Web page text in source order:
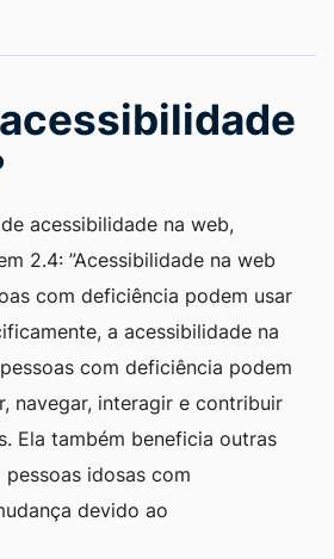
acessibilidade na web,
2.4: ”Acessibilidade na web
com deficiência podem usar
a acessibilidade na
com deficiência podem
navegar, interagir e contribuir
Ela também beneficia outras
idosas com
devido ao